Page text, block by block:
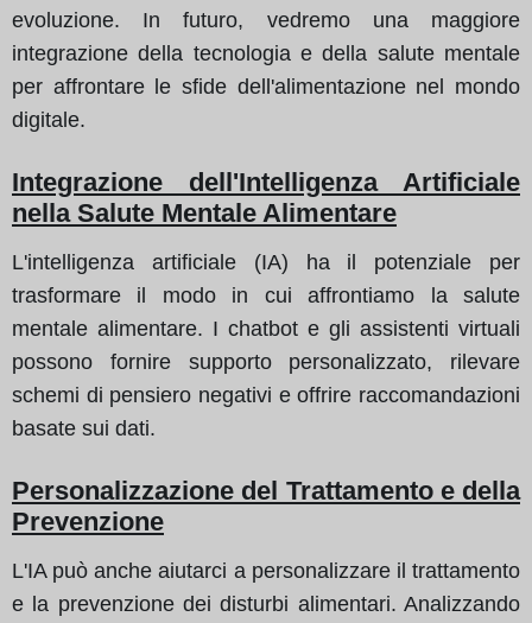
evoluzione. In futuro, vedremo una maggiore
integrazione della tecnologia e della salute mentale
per affrontare le sfide dell'alimentazione nel mondo
digitale.
Integrazione dell'Intelligenza Artificiale
nella Salute Mentale Alimentare
L'intelligenza artificiale (IA) ha il potenziale per
trasformare il modo in cui affrontiamo la salute
mentale alimentare. I chatbot e gli assistenti virtuali
possono fornire supporto personalizzato, rilevare
schemi di pensiero negativi e offrire raccomandazioni
basate sui dati.
Personalizzazione del Trattamento e della
Prevenzione
L'IA può anche aiutarci a personalizzare il trattamento
e la prevenzione dei disturbi alimentari. Analizzando